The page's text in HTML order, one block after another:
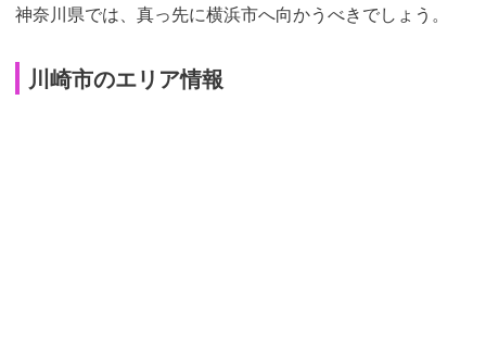
神奈川県では、真っ先に横浜市へ向かうべきでしょう。
川崎市のエリア情報